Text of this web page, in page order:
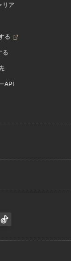
リア
る
る
API